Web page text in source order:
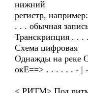
нижний
регистр, например:
. . . обычная
Транскрипция . .
Схема цифровая
Однажды на реке
окЕ==> . . . . . . - |
< РИТМ> Под